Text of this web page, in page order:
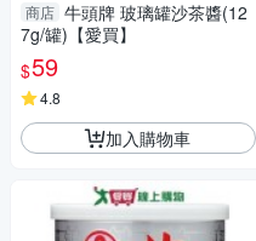
商店 牛頭牌 玻璃罐沙茶醬(12
7g/罐)【愛買】
$59
4.8
加入購物車